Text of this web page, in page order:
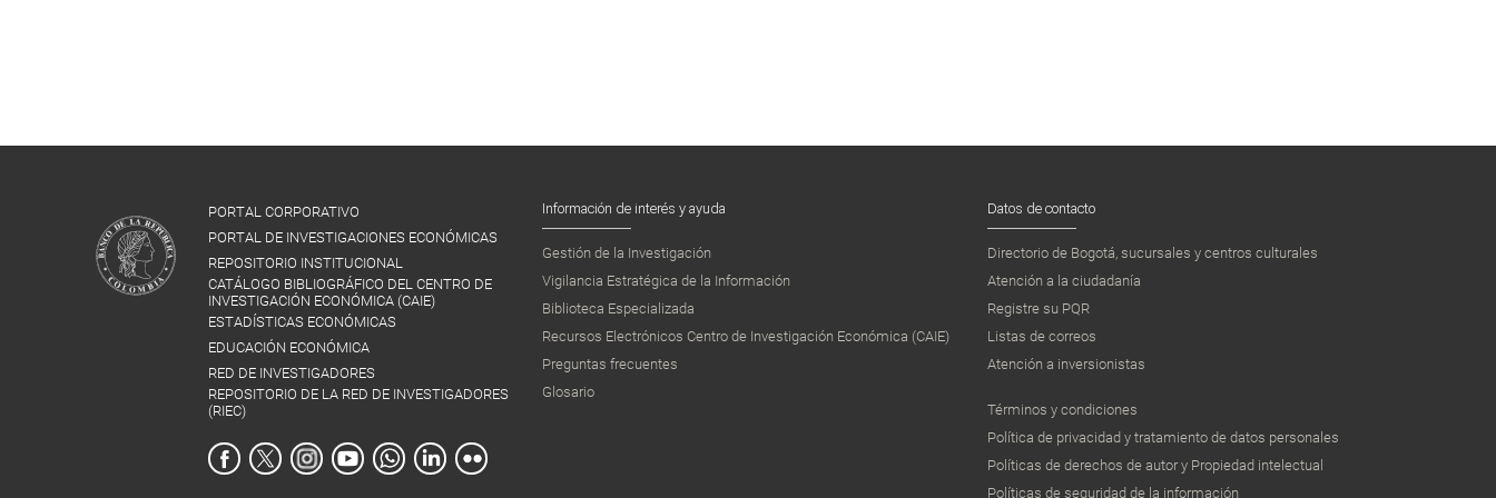
PORTAL CORPORATIVO
PORTAL DE INVESTIGACIONES ECONÓMICAS
REPOSITORIO INSTITUCIONAL
CATÁLOGO BIBLIOGRÁFICO DEL CENTRO DE
INVESTIGACIÓN ECONÓMICA (CAIE)
ESTADÍSTICAS ECONÓMICAS
EDUCACIÓN ECONÓMICA
RED DE INVESTIGADORES
REPOSITORIO DE LA RED DE INVESTIGADORES
(RIEC)
Información de interés y ayuda
Gestión de la Investigación
Vigilancia Estratégica de la Información
Biblioteca Especializada
Recursos Electrónicos Centro de Investigación Económica (CAIE)
Preguntas frecuentes
Glosario
Datos de contacto
Directorio de Bogotá, sucursales y centros culturales
Atención a la ciudadanía
Registre su PQR
Listas de correos
Atención a inversionistas
Términos y condiciones
Política de privacidad y tratamiento de datos personales
Políticas de derechos de autor y Propiedad intelectual
Políticas de seguridad de la información